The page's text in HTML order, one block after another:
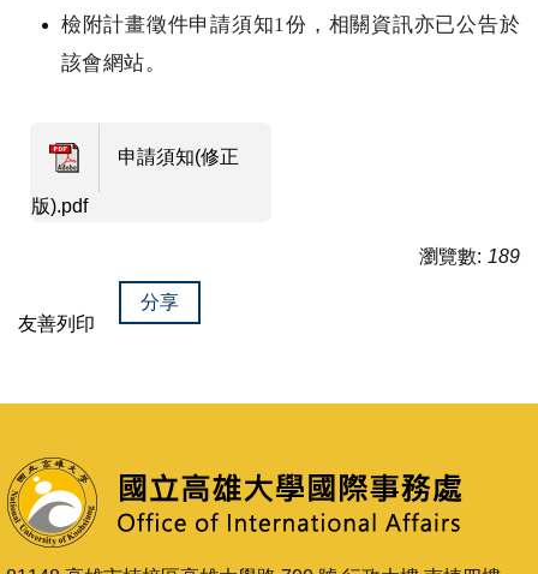
檢附計畫徵件申請須知1份，相關資訊亦已公告於
該會網站。
申請須知(修正
版).pdf
瀏覽數: 189
友善列印
分享